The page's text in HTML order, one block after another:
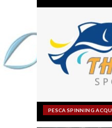
PESCA SPINNING